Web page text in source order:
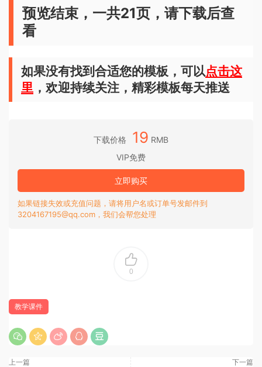
预览结束，一共21页，请下载后查
看
如果没有找到合适您的模板，可以点击这
里 ，欢迎持续关注，精彩模板每天推送
下载价格 19 RMB
VIP免费
立即购买
如果链接失效或充值问题，请将用户名或订单号发邮件到
3204167195@qq.com，我们会帮您处理
0
教学课件
上一篇 下一篇